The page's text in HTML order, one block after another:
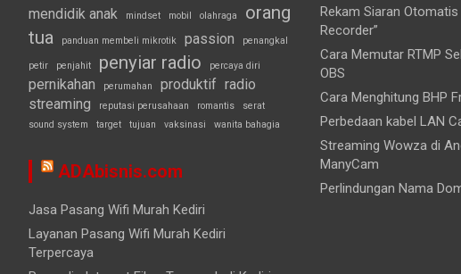
mendidik anak mindset mobil olahraga
orang
tua
panduan membeli mikrotik passion penangkal
petir penjahit penyiar radio percaya diri
pernikahan perumahan produktif radio
streaming
reputasi perusahaan romantis
serat
sound system
target tujuan vaksinasi wanita bahagia
ADAbisnis.com
Jasa Pasang Wifi Murah Kediri
Layanan Pasang Wifi Murah Kediri
Terpercaya
Rekam Siaran Otomatis
Recorder”
Cara Memutar RTMP
OBS
Cara Menghitung BHP
Perbedaan kabel LAN
Streaming Wowza di
ManyCam
Perlindungan Nama